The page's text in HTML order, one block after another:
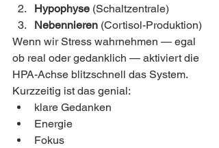
Hypophyse (Schaltzentrale)
Nebennieren (Cortisol-Produktion)
Wenn wir Stress wahrnehmen — egal
ob real oder gedanklich — aktiviert die
HPA-Achse blitzschnell das System.
Kurzzeitig ist das genial:
klare Gedanken
Energie
Fokus